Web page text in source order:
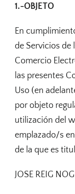
Blog
Contactar
Tienda
1.-OBJETO
En
de Servicios de
Comercio
las presentes
Uso (en
por objeto
utilización del
emplazado/s
de la que es
JOSE REIG